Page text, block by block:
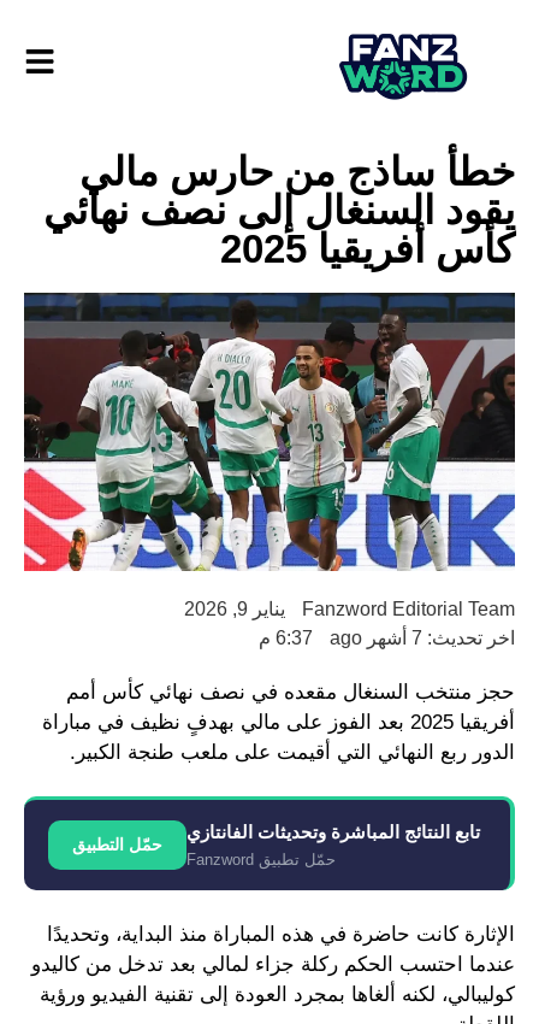
خطأ ساذج من حارس مالي
يقود السنغال إلى نصف نهائي
كأس أفريقيا 2025
Fanzword Editorial Team
يناير 9, 2026
اخر تحديث: 7 أشهر ago
6:37 م
حجز منتخب السنغال مقعده في نصف نهائي كأس أمم
أفريقيا 2025 بعد الفوز على مالي بهدفٍ نظيف في مباراة
الدور ربع النهائي التي أقيمت على ملعب طنجة الكبير.
تابع النتائج المباشرة وتحديثات الفانتازي
حمّل تطبيق Fanzword
حمّل التطبيق
الإثارة كانت حاضرة في هذه المباراة منذ البداية، وتحديدًا
عندما احتسب الحكم ركلة جزاء لمالي بعد تدخل من كاليدو
كوليبالي، لكنه ألغاها بمجرد العودة إلى تقنية الفيديو ورؤية